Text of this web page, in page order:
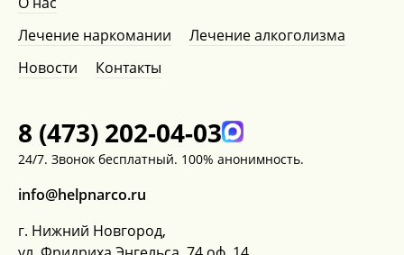
Лечение наркомании
Лечение алкоголизма
Новости
Контакты
8 (473) 202-04-03
24/7. Звонок бесплатный. 100% анонимность.
info@helpnarco.ru
г. Нижний Новгород,